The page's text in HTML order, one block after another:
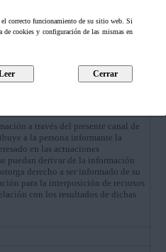
correcto funcionamiento de su sitio web. Si
cookies y configuración de las mismas en
o jurídica.
a través del presente canal de
a la persona informante la
en las actuaciones
puedan derivar de la información
derecho a ser informado de su
para la interposición de recursos
con los resultados de dichas